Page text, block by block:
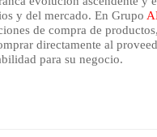
y del mercado. En Grupo
de compra de
directamente al
para su negocio.